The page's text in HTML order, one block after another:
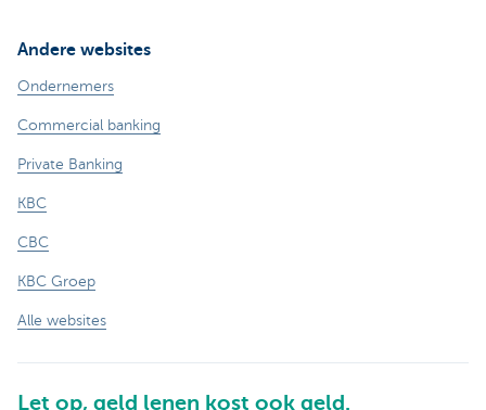
Andere websites
Ondernemers
Commercial banking
Private Banking
KBC
CBC
KBC Groep
Alle websites
Let op, geld lenen kost ook geld.